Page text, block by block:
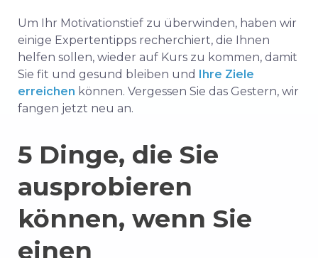
Um Ihr Motivationstief zu überwinden, haben wir
einige Expertentipps recherchiert, die Ihnen
helfen sollen, wieder auf Kurs zu kommen, damit
Sie fit und gesund bleiben und Ihre Ziele
erreichen können. Vergessen Sie das Gestern, wir
fangen jetzt neu an.
5 Dinge, die Sie
ausprobieren
können, wenn Sie
einen